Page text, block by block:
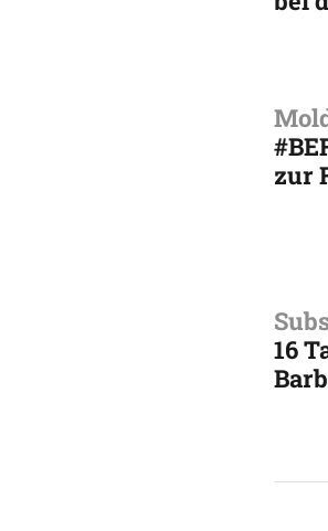
zur
16